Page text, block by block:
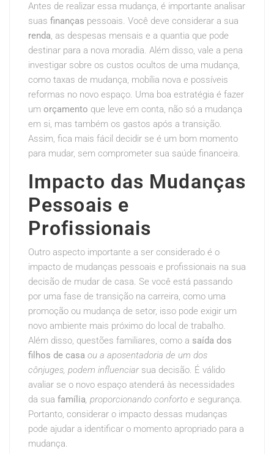
Antes de realizar essa mudança, é importante analisar
suas finanças pessoais. Você deve considerar a sua
renda, as despesas mensais e a quantia que pode
destinar para a nova moradia. Além disso, vale a pena
investigar sobre os custos ocultos de uma mudança,
como taxas de mudança, mobília nova e possíveis
reformas no novo espaço. Uma boa estratégia é fazer
um orçamento que leve em conta, não só a mudança
em si, mas também os gastos após a transição.
Assim, fica mais fácil decidir se é um bom momento
para mudar, sem comprometer sua saúde financeira.
Impacto das Mudanças
Pessoais e
Profissionais
Outro aspecto importante a ser considerado é o
impacto de mudanças pessoais e profissionais na sua
decisão de mudar de casa. Se você está passando
por uma fase de transição na carreira, como uma
promoção ou mudança de setor, isso pode exigir um
novo ambiente mais próximo do local de trabalho.
Além disso, questões familiares, como a saída dos
filhos de casa ou a aposentadoria de um dos
cônjuges, podem influenciar sua decisão. É válido
avaliar se o novo espaço atenderá às necessidades
da sua família, proporcionando conforto e segurança.
Portanto, considerar o impacto dessas mudanças
pode ajudar a identificar o momento apropriado para a
mudança.